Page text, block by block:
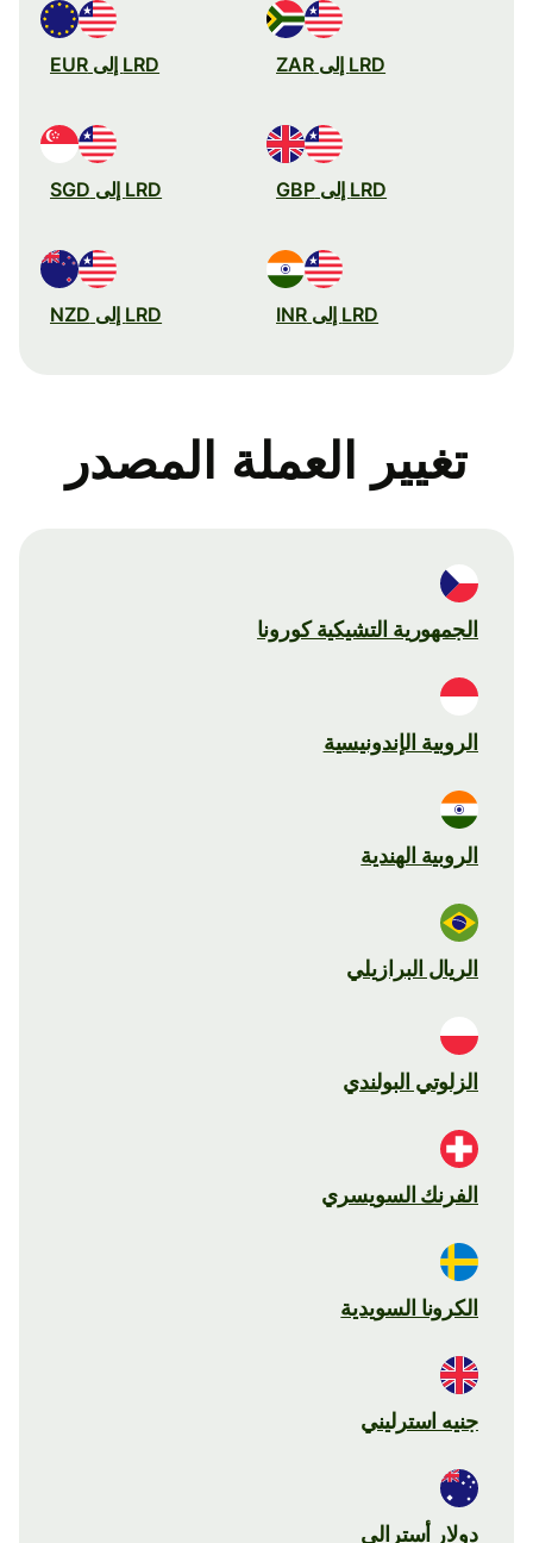
LRD إلى ZAR LRD إلى EUR
LRD إلى GBP LRD إلى SGD
LRD إلى INR LRD إلى NZD
تغيير العملة المصدر
الجمهورية التشيكية كورونا
الروبية الإندونيسية
الروبية الهندية
الريال البرازيلي
الزلوتي البولندي
الفرنك السويسري
الكرونا السويدية
جنيه استرليني
دولار أسترالي